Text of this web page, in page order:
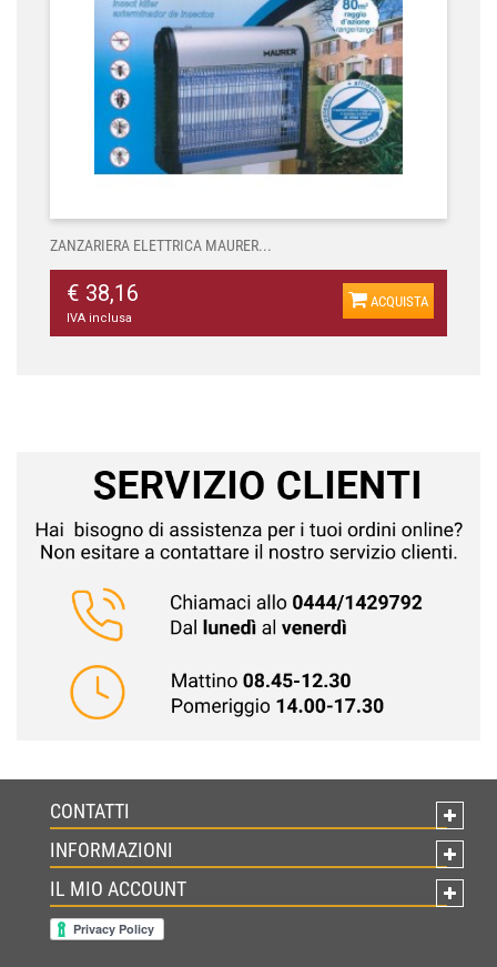
ZANZARIERA ELETTRICA MAURER...
€ 38,16
IVA inclusa
ACQUISTA
CONTATTI
INFORMAZIONI
IL MIO ACCOUNT